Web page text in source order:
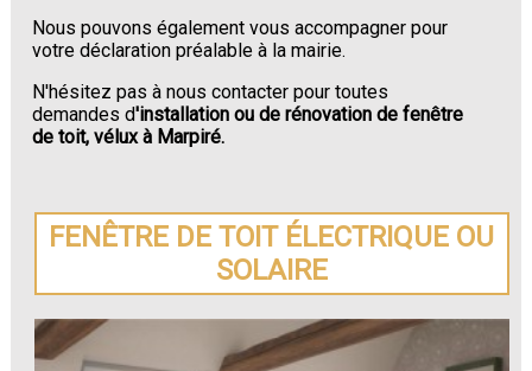
Nous pouvons également vous accompagner pour
votre déclaration préalable à la mairie.
N'hésitez pas à nous contacter pour toutes
demandes d'installation ou de rénovation de fenêtre
de toit, vélux à Marpiré.
FENÊTRE DE TOIT ÉLECTRIQUE OU
SOLAIRE